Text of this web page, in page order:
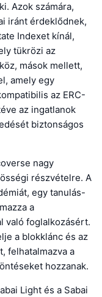
Azok számára,
iránt érdeklődnek,
Indexet kínál,
tükrözi az
mások mellett,
amely egy
az ERC-
az ingatlanok
biztonságos
nagy
részvételre. A
egy tanulás-
a
való foglalkozásért.
a blokklánc és az
felhatalmazva a
hozzanak.
Light és a Sabai